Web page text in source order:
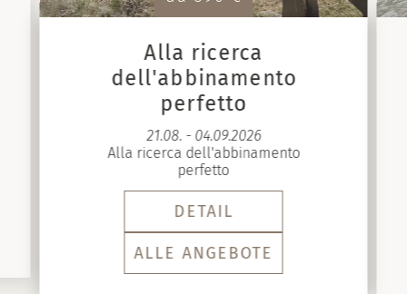
Alla ricerca
dell'abbinamento
perfetto
21.08. - 04.09.2026
Alla ricerca dell'abbinamento
perfetto
DETAIL
ALLE ANGEBOTE